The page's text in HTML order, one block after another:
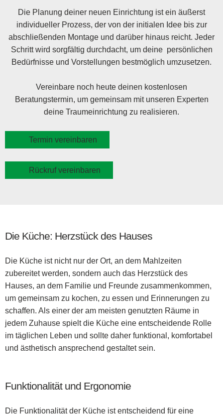
Die Planung deiner neuen Einrichtung ist ein äußerst
individueller Prozess, der von der initialen Idee bis zur
abschließenden Montage und darüber hinaus reicht. Jeder
Schritt wird sorgfältig durchdacht, um deine persönlichen
Bedürfnisse und Vorstellungen bestmöglich umzusetzen.
Vereinbare noch heute deinen kostenlosen
Beratungstermin, um gemeinsam mit unseren Experten
deine Traumeinrichtung zu realisieren.
Termin vereinbaren
Rückruf vereinbaren
Die Küche: Herzstück des Hauses
Die Küche ist nicht nur der Ort, an dem Mahlzeiten
zubereitet werden, sondern auch das Herzstück des
Hauses, an dem Familie und Freunde zusammenkommen,
um gemeinsam zu kochen, zu essen und Erinnerungen zu
schaffen. Als einer der am meisten genutzten Räume in
jedem Zuhause spielt die Küche eine entscheidende Rolle
im täglichen Leben und sollte daher funktional, komfortabel
und ästhetisch ansprechend gestaltet sein.
Funktionalität und Ergonomie
Die Funktionalität der Küche ist entscheidend für eine